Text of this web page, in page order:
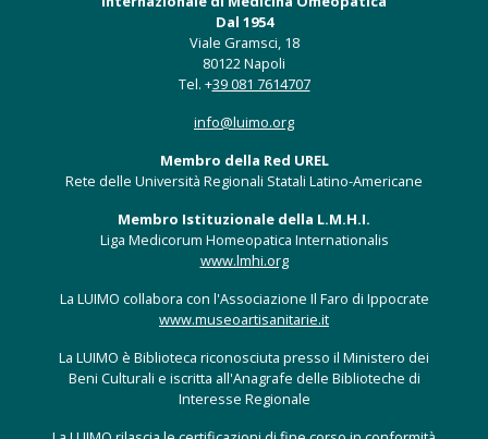
Dal 1954
Viale Gramsci, 18
80122 Napoli
Tel. +39 081 7614707
info@luimo.org
Membro della Red UREL
Rete delle Università Regionali Statali Latino-Americane
Membro Istituzionale della L.M.H.I.
Liga Medicorum Homeopatica Internationalis
www.lmhi.org
La LUIMO collabora con l'Associazione Il Faro di Ippocrate
www.museoartisanitarie.it
La LUIMO è Biblioteca riconosciuta presso il Ministero dei
Beni Culturali e iscritta all'Anagrafe delle Biblioteche di
Interesse Regionale